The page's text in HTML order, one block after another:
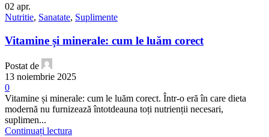
02 apr.
Nutritie, Sanatate, Suplimente
Vitamine și minerale: cum le luăm corect
Postat de
13 noiembrie 2025
0
Vitamine și minerale: cum le luăm corect. Într-o eră în care dieta
modernă nu furnizează întotdeauna toți nutrienții necesari,
suplimen...
Continuați lectura